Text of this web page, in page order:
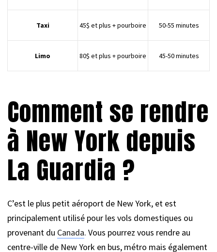
Taxi 45$ et plus + pourboire 50-55 minutes
Limo 80$ et plus + pourboire 45-50 minutes
Comment se rendre
à New York depuis
La Guardia ?
C’est le plus petit aéroport de New York, et est
principalement utilisé pour les vols domestiques ou
provenant du Canada. Vous pourrez vous rendre au
centre-ville de New York en bus, métro mais également